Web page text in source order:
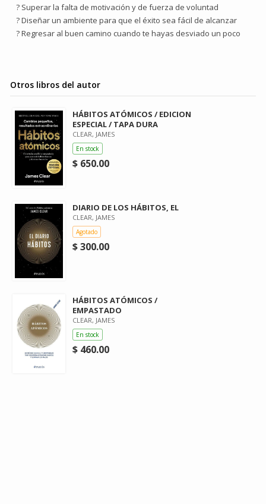
? Superar la falta de motivación y de fuerza de voluntad
? Diseñar un ambiente para que el éxito sea fácil de alcanzar
? Regresar al buen camino cuando te hayas desviado un poco
Otros libros del autor
HÁBITOS ATÓMICOS / EDICION
ESPECIAL / TAPA DURA
CLEAR, JAMES
En stock
$ 650.00
DIARIO DE LOS HÁBITOS, EL
CLEAR, JAMES
Agotado
$ 300.00
HÁBITOS ATÓMICOS /
EMPASTADO
CLEAR, JAMES
En stock
$ 460.00